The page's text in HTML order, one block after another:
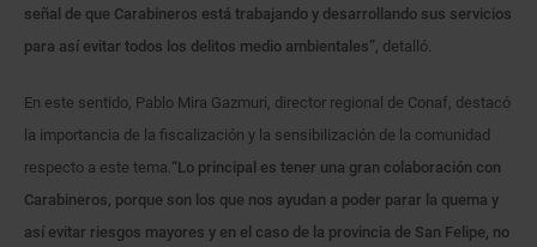
señal de que Carabineros está trabajando y desarrollando sus servicios
para así evitar todos los delitos medio ambientales”, detalló.
En este sentido, Pablo Mira Gazmuri, director regional de Conaf, destacó
la importancia de la fiscalización y la sensibilización de la comunidad
respecto a este tema.“Lo principal es tener una gran colaboración con
Carabineros, porque son los que nos ayudan a poder parar la quema y
así evitar riesgos mayores y en el caso de la provincia de San Felipe, no